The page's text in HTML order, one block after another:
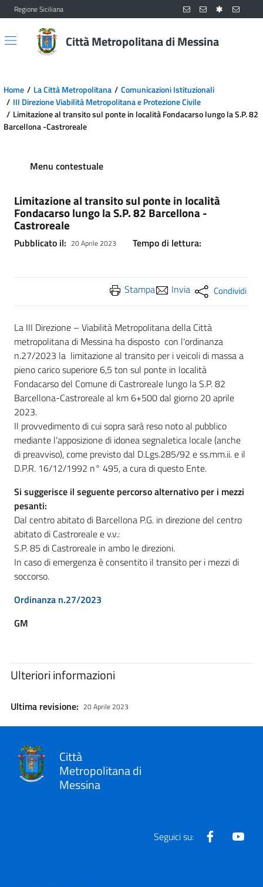
Vai al contenuto principale
Vai al menu principale
Regione Siciliana
Città Metropolitana di Messina
Home La Città Metropolitana
Comunicazioni Istituzionali
III Direzione Viabilità Metropolitana e Protezione Civile
Limitazione al transito sul ponte in località Fondacarso lungo la S.P. 82
Barcellona -Castroreale
Menu contestuale
Limitazione al transito sul ponte in località
Fondacarso lungo la S.P. 82 Barcellona -
Castroreale
Pubblicato il: 20 Aprile 2023 Tempo di lettura:
Stampa Invia Condividi
La III Direzione – Viabilità Metropolitana della Città
metropolitana di Messina ha disposto con l'ordinanza
n.27/2023 la limitazione al transito per i veicoli di massa a
pieno carico superiore 6,5 ton sul ponte in località
Fondacarso del Comune di Castroreale lungo la S.P. 82
Barcellona-Castroreale al km 6+500 dal giorno 20 aprile
2023.
Il provvedimento di cui sopra sarà reso noto al pubblico
mediante l’apposizione di idonea segnaletica locale (anche
di preavviso), come previsto dal D.Lgs.285/92 e ss.mm.ii. e il
D.P.R. 16/12/1992 n° 495, a cura di questo Ente.
Si suggerisce il seguente percorso alternativo per i mezzi
pesanti:
Dal centro abitato di Barcellona P.G. in direzione del centro
abitato di Castroreale e v.v.:
S.P. 85 di Castroreale in ambo le direzioni.
In caso di emergenza è consentito il transito per i mezzi di
soccorso.
Ordinanza n.27/2023
GM
Ulteriori informazioni
Ultima revisione: 20 Aprile 2023
Città
Metropolitana di
Messina
Seguici su: Facebook